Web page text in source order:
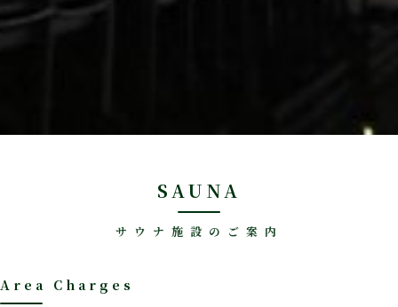
SAUNA
サウナ施設のご案内
Area Charges